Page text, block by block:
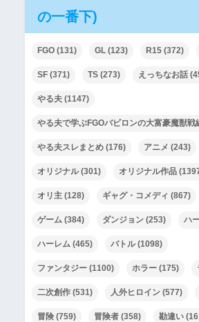
の一番下)
FGO (131) GL (123) R15 (372)
SF (371) TS (273) えっちなお話
やる夫 (1147)
やる夫で学ぶFGOバビロンの大富豪魔獣戦
やる夫スレまとめ (176) アニメ (243)
オリジナル(301) オリジナル作品
オリ主 (128) ギャグ・コメディ (867)
ゲーム (384) ダンジョン (253) ハ
ハーレム (465) バトル(1098)
ファンタジー (1100) ホラー (175)
二次創作 (531) 人外ヒロイン (577)
冒険 (759) 冒険者 (358) 勘違い